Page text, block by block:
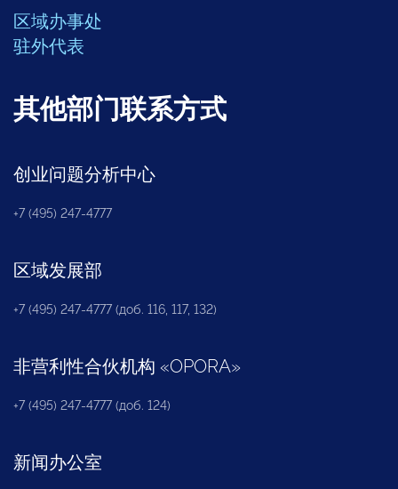
区域办事处
驻外代表
其他部门联系方式
创业问题分析中心
+7 (495) 247-4777
区域发展部
+7 (495) 247-4777 (доб. 116, 117, 132)
非营利性合伙机构 «OPORA»
+7 (495) 247-4777 (доб. 124)
新闻办公室